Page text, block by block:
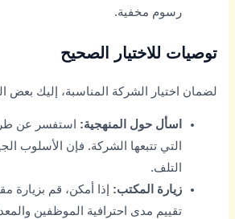
رسوم مخفية.
توصيات للاختيار الصحيح
لضمان اختيار الشركة المناسبة، إليك بعض
اسأل حول المنهجية: استفسر عن
التي تتبعها الشركة. فإن الأسلوب
التلف.
زيارة المكتب: إذا أمكن، قم بزيارة
تقييم مدى احترافية الموظفين